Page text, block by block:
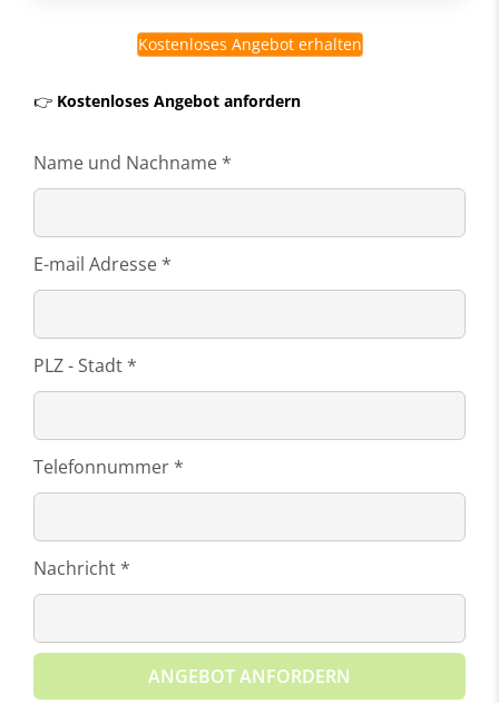
Kostenloses Angebot erhalten
👉 Kostenloses Angebot anfordern
Name und Nachname *
E-mail Adresse *
PLZ - Stadt *
Telefonnummer *
Nachricht *
ANGEBOT ANFORDERN